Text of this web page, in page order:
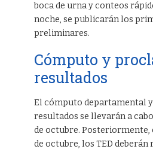
boca de urna y conteos
noche, se publicarán los
preliminares.
Cómputo y
resultados
El cómputo departamental
resultados se llevarán a
de octubre. Posteriormente,
de octubre, los TED